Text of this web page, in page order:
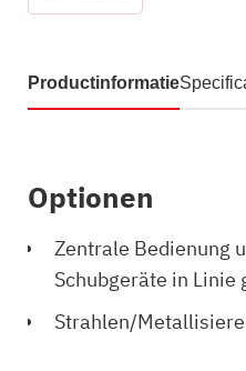
Productinformatie
Optionen
Zentrale Bedienung
Schubgeräte in Linie
Strahlen/